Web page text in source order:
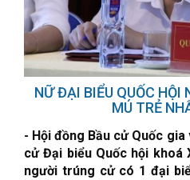
NỮ ĐẠI BIỂU QUỐC HỘI
MÚ TRẺ
- Hội đồng Bầu cử Quốc
cử Đại biểu Quốc hội khoá
người trúng cử có 1 đại